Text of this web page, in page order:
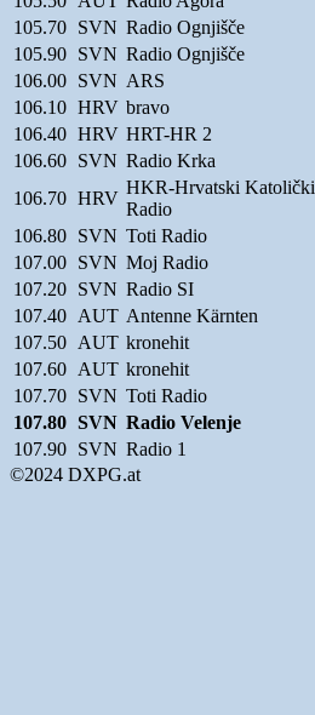
105.70 SVN Radio Ognjišče
105.90 SVN Radio Ognjišče
106.00 SVN ARS
106.10 HRV bravo
106.40 HRV HRT-HR 2
106.60 SVN Radio Krka
106.70 HRV
HKR-Hrvatski Katolički
Radio
106.80 SVN Toti Radio
107.00 SVN Moj Radio
107.20 SVN Radio SI
107.40 AUT Antenne Kärnten
107.50 AUT kronehit
107.60 AUT kronehit
107.70 SVN Toti Radio
107.80 SVN Radio Velenje
107.90 SVN Radio 1
©2024 DXPG.at